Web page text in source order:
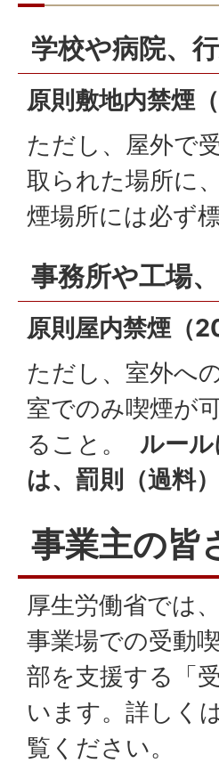
学校や病院、
原則敷地内禁煙
ただし、屋外で
取られた場所に
煙場所には必ず
事務所や工場
原則屋内禁煙（
ただし、室外へ
室でのみ喫煙が
ること。 ルー
は、罰則（過料
事業主の皆
厚生労働省では
事業場での受動
部を支援する「
います。詳しく
覧ください。